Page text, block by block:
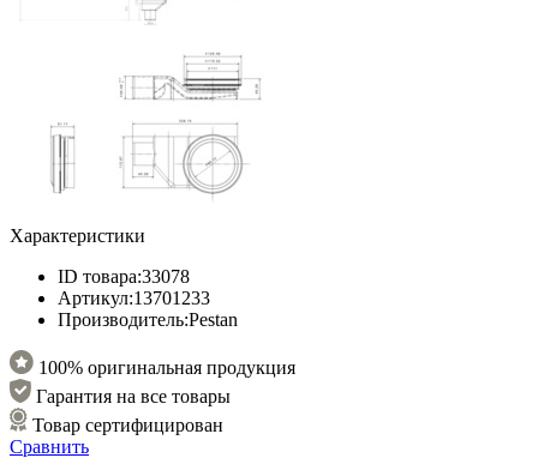
Характеристики
ID товара:33078
Артикул:13701233
Производитель:Pestan
100% оригинальная продукция
Гарантия на все товары
Товар сертифицирован
Сравнить